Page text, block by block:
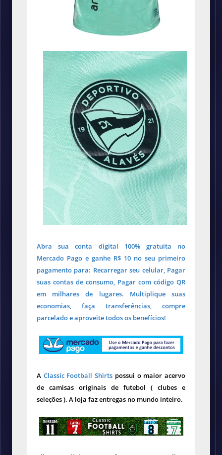
Abra sua conta digital 100% gratuita no
Mercado Pago e ganhe R$ 10 no seu primeiro
pagamento para: Recarregar seu celular, Pagar
suas contas de consumo, Pagar com código QR
em milhares de lugares. Multiplique suas
economias, faça transferências, compre
parcelado e aproveite todos os benefícios!
A Classic Football Shirts possui o maior acervo
de camisas originais de futebol ( clubes e
seleções ). A loja faz entregas no mundo inteiro.